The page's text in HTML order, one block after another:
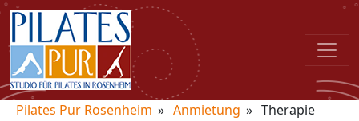
Pilates Pur Rosenheim Anmietung Therapie